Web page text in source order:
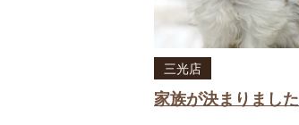
三光店
家族が決まりました